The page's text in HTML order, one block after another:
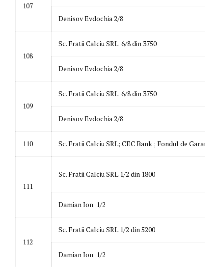
107
Denisov Evdochia 2/8
108
Sc. Fratii Calciu SRL 6/8 din 3750
Denisov Evdochia 2/8
109
Sc. Fratii Calciu SRL 6/8 din 3750
Denisov Evdochia 2/8
110 Sc. Fratii Calciu SRL; CEC Bank ; Fondul de
111
Sc. Fratii Calciu SRL 1/2 din 1800
Damian Ion 1/2
112
Sc. Fratii Calciu SRL 1/2 din 5200
Damian Ion 1/2